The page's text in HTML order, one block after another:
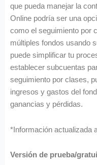
que pueda manejar la
Online podría ser una
como el seguimiento por
múltiples fondos usando
puede simplificar tu
establecer subcuentas
seguimiento por clases,
ingresos y gastos del
ganancias y pérdidas.
*Información actualizada
Versión de prueba/